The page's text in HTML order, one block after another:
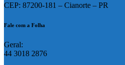
CEP: 87200-181 – Cianorte – PR
Fale com a Folha
Geral:
44 3018 2876